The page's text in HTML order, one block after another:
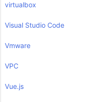
virtualbox
Visual Studio Code
Vmware
VPC
Vue.js